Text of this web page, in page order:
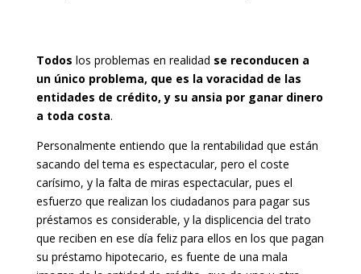
Todos los problemas en realidad se reconducen a
un único problema, que es la voracidad de las
entidades de crédito, y su ansia por ganar dinero
a toda costa.
Personalmente entiendo que la rentabilidad que están
sacando del tema es espectacular, pero el coste
carísimo, y la falta de miras espectacular, pues el
esfuerzo que realizan los ciudadanos para pagar sus
préstamos es considerable, y la displicencia del trato
que reciben en ese día feliz para ellos en los que pagan
su préstamo hipotecario, es fuente de una mala